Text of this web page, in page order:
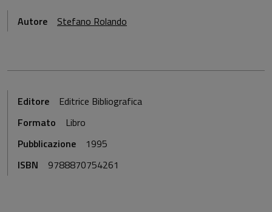
Autore Stefano Rolando
Editore
Editrice Bibliografica
Formato
Libro
Pubblicazione
1995
ISBN
9788870754261